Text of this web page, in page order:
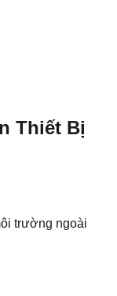
Thiết Bị
trường ngoài